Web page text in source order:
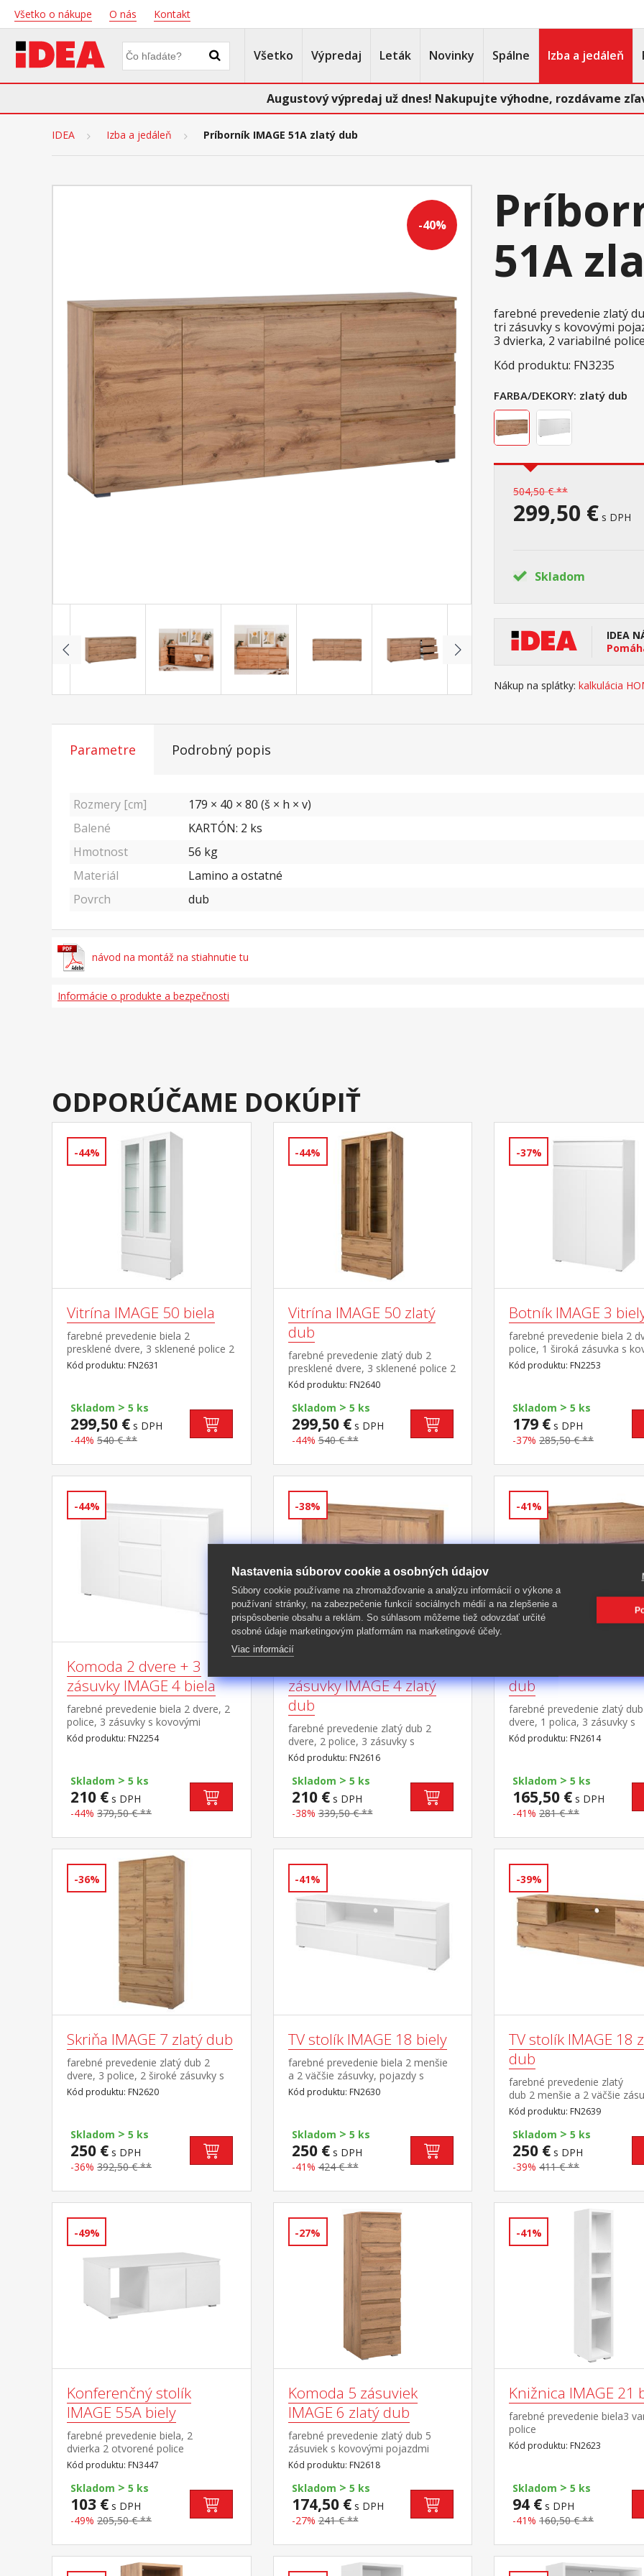
Všetko o nákupe O nás Kontakt
Všetko Výpredaj Leták Novinky Spálne Izba a jedáleň
Augustový výpredaj už dnes! Nakupujte výhodne, rozdávame
IDEA Izba a jedáleň Príborník IMAGE 51A zlatý dub
-40%
51A
farebné prevedenie zlatý
tri zásuvky s kovovými
3 dvierka, 2 variabilné
Kód produktu: FN3235
FARBA/DEKORY: zlatý dub
504,50 € **
299,50 € s DPH
Skladom
IDEA
Nákup na splátky: kalkulácia
Parametre Podrobný popis
Rozmery [cm]
179 × 40 × 80 (š × h × v)
Balené
KARTÓN: 2 ks
Hmotnost
56 kg
Materiál
Lamino a ostatné
Povrch
dub
návod na montáž na stiahnutie tu
Informácie o produkte a bezpečnosti
ODPORÚČAME DOKÚPIŤ
-44%
Vitrína IMAGE 50 biela
farebné prevedenie biela 2
presklené dvere, 3 sklenené police 2
zásuvky, pojazdy s guličkovými
ložiskami chrbát je obojstranný,
biela alebo zlatý dub
Kód produktu: FN2631
Skladom > 5 ks
299,50 € s DPH
-44% 540 € **
-44%
Vitrína IMAGE 50 zlatý
dub
farebné prevedenie zlatý dub 2
presklené dvere, 3 sklenené police 2
zásuvky, pojazdy s guličkovými
ložiskami chrbát je obojstranný,
možno zvoliť farebné
prevedenie zlatý dub alebo biela
Kód produktu: FN2640
Skladom > 5 ks
299,50 €s DPH
-44% 540 € **
-37%
Botník IMAGE 3
farebné prevedenie biela 2
police, 1 široká zásuvka s
pojazdmi
Kód produktu: FN2253
Skladom > 5 ks
179 € s DPH
-37% 285,50 € **
-44%
Komoda 2 dvere + 3
zásuvky IMAGE 4 biela
farebné prevedenie biela 2 dvere, 2
police, 3 zásuvky s kovovými
pojazdmi
Kód produktu: FN2254
Skladom > 5 ks
210 € s DPH
-44% 379,50 € **
-38%
zásuvky IMAGE 4 zlatý
dub
farebné prevedenie zlatý dub 2
dvere, 2 police, 3 zásuvky s
kovovými pojazdmi
Kód produktu: FN2616
Skladom > 5 ks
210 €s DPH
-38% 339,50 € **
-41%
dub
farebné prevedenie zlatý
dvere, 1 polica, 3 zásuvky s
kovovými pojazdmi
Kód produktu: FN2614
Skladom > 5 ks
165,50 € s DPH
-41% 281 € **
-36%
Skriňa IMAGE 7 zlatý dub
farebné prevedenie zlatý dub 2
dvere, 3 police, 2 široké zásuvky s
kovovými pojazdmi
Kód produktu: FN2620
Skladom > 5 ks
250 € s DPH
-36% 392,50 € **
-41%
TV stolík IMAGE 18 biely
farebné prevedenie biela 2 menšie
a 2 väčšie zásuvky, pojazdy s
guličkovými ložiskami
Kód produktu: FN2630
Skladom > 5 ks
250 €s DPH
-41% 424 € **
-39%
TV stolík IMAGE 18
dub
farebné prevedenie zlatý
dub 2 menšie a 2 väčšie
pojazdy s guličkovými
Kód produktu: FN2639
Skladom > 5 ks
250 € s DPH
-39% 411 € **
-49%
Konferenčný stolík
IMAGE 55A biely
farebné prevedenie biela, 2
dvierka 2 otvorené police
Kód produktu: FN3447
Skladom > 5 ks
103 € s DPH
-49% 205,50 € **
-27%
Komoda 5 zásuviek
IMAGE 6 zlatý dub
farebné prevedenie zlatý dub 5
zásuviek s kovovými pojazdmi
Kód produktu: FN2618
Skladom > 5 ks
174,50 €s DPH
-27% 241 € **
-41%
Knižnica IMAGE 21
farebné prevedenie biela3
police
Kód produktu: FN2623
Skladom > 5 ks
94 € s DPH
-41% 160,50 € **
Nastavenia súborov cookie a osobných údajov
Súbory cookie používame na zhromažďovanie a analýzu informácií o výkone a
používaní stránky, na zabezpečenie funkcií sociálnych médií a na zlepšenie a
prispôsobenie obsahu a reklám. So súhlasom môžeme tiež odovzdať určité
osobné údaje marketingovým platformám na marketingové účely.
Viac informácií